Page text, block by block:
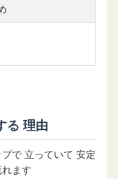
る 理由
で 立っていて 安定
ます